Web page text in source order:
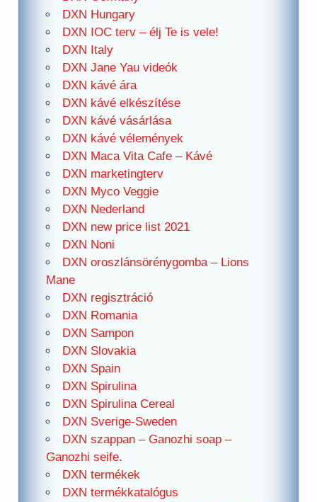
DXN Hungary
DXN IOC terv – élj Te is vele!
DXN Italy
DXN Jane Yau videók
DXN kávé ára
DXN kávé elkészítése
DXN kávé vásárlása
DXN kávé vélemények
DXN Maca Vita Cafe – Kávé
DXN marketingterv
DXN Myco Veggie
DXN Nederland
DXN new price list 2021
DXN Noni
DXN oroszlánsörénygomba – Lions
Mane
DXN regisztráció
DXN Romania
DXN Sampon
DXN Slovakia
DXN Spain
DXN Spirulina
DXN Spirulina Cereal
DXN Sverige-Sweden
DXN szappan – Ganozhi soap –
Ganozhi seife.
DXN termékek
DXN termékkatalógus